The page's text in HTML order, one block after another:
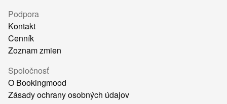
Podpora
Kontakt
Cenník
Zoznam zmien
Spoločnosť
O Bookingmood
Zásady ochrany osobných údajov